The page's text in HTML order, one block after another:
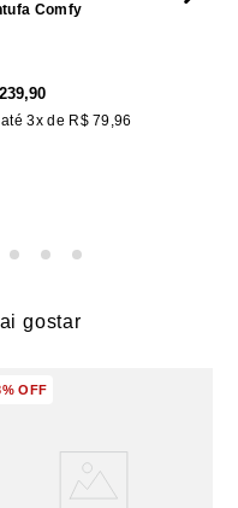
Comfy
239,90
até3x de R$ 79,96
gostar
OFF